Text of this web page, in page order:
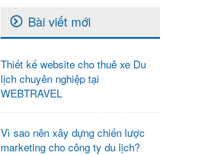
Bài viết mới
Thiết kế website cho thuê xe Du
lịch chuyên nghiệp tại
WEBTRAVEL
Vì sao nên xây dựng chiến lược
marketing cho công ty du lịch?